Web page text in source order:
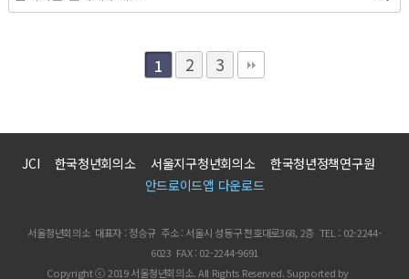
1 2 3
JCI 한국청년회의소 서울지구청년회의소
한국청년정책연구원
안드로이드앱 다운로드
서울청년회의소 대표자 : 정승규 주소 : 서울시 성동구 천호대로368, 2층 TEL : 02-2244-
6023 FAX : 02-2244-9691
Copyright ⓒ 2019 서울청년회의소. All Rights Reserved. Supported by